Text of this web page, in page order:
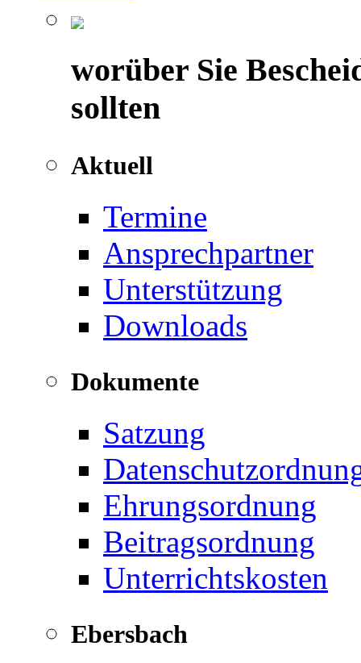
worüber Sie
sollten
Aktuell
Termine
Ansprechpartner
Unterstützung
Downloads
Dokumente
Satzung
Ehrungsordnung
Beitragsordnung
Unterrichtskosten
Ebersbach